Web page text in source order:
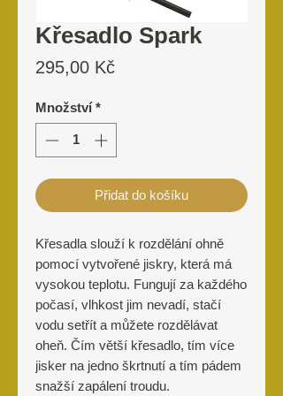
Křesadlo Spark
295,00 KčCena
Množství *
Přidat do košíku
Křesadla slouží k rozdělání ohně
pomocí vytvořené jiskry, která má
vysokou teplotu. Fungují za každého
počasí, vlhkost jim nevadí, stačí
vodu setřít a můžete rozdělávat
oheň. Čím větší křesadlo, tím více
jisker na jedno škrtnutí a tím pádem
snažší zapálení troudu.